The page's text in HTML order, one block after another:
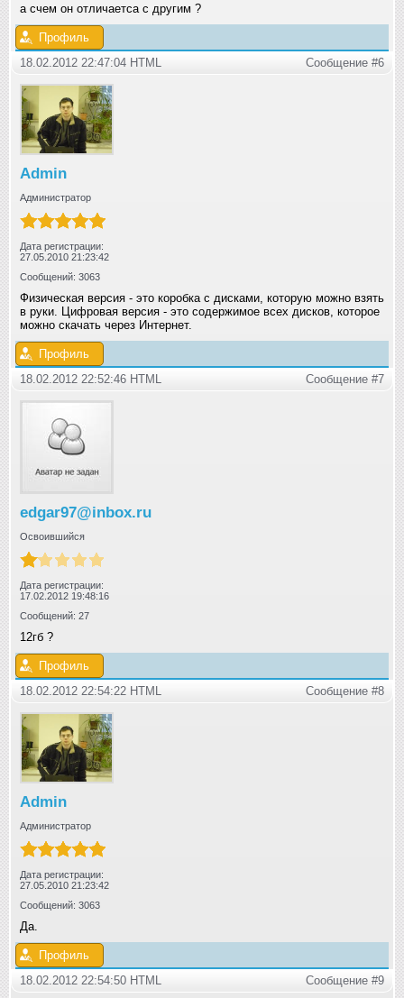
а счем он отличаетса с другим ?
Профиль
18.02.2012 22:47:04 HTML
Сообщение #6
Admin
Администратор
Дата регистрации:
27.05.2010 21:23:42
Сообщений: 3063
Физическая версия - это коробка с дисками, которую можно взять
в руки. Цифровая версия - это содержимое всех дисков, которое
можно скачать через Интернет.
Профиль
18.02.2012 22:52:46 HTML
Сообщение #7
edgar97@inbox.ru
Освоившийся
Дата регистрации:
17.02.2012 19:48:16
Сообщений: 27
12гб ?
Профиль
18.02.2012 22:54:22 HTML
Сообщение #8
Admin
Администратор
Дата регистрации:
27.05.2010 21:23:42
Сообщений: 3063
Да.
Профиль
18.02.2012 22:54:50 HTML
Сообщение #9